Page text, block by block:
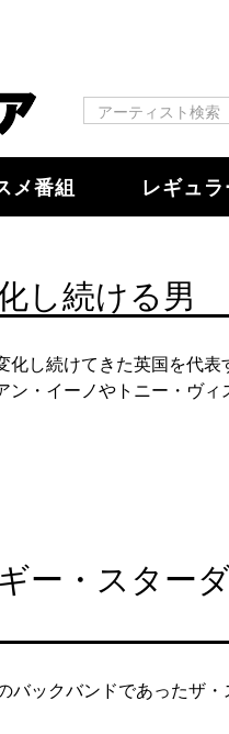
メ番組 レギュ
し続ける男
し続けてきた英国を代
ン・イーノやトニー・ヴ
ー・スター
ックバンドであったザ